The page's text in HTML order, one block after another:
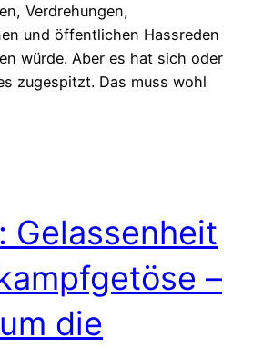
Verdrehungen,
und öffentlichen Hassreden
würde. Aber es hat sich oder
zugespitzt. Das muss wohl
Gelassenheit
–
die